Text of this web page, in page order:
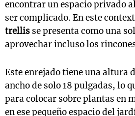
encontrar un espacio privado
ser complicado. En este
trellis se presenta como una
aprovechar incluso los
Este enrejado tiene una altura
ancho de solo 18 pulgadas, lo
para colocar sobre plantas en
en ese pequeño espacio del